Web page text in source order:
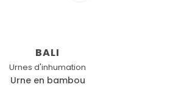
BALI
Urnes d'inhumation
Urne en bambou